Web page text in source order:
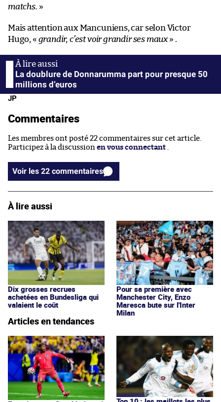
matchs. »
Mais attention aux Mancuniens, car selon Victor
Hugo, « grandir, c’est voir grandir ses maux» .
La doublure de Donnarumma part pour presque 50
millions d’euros
JP
Commentaires
Les membres ont posté 22 commentaires sur cet article.
Participez à la discussion en vous connectant
Voir les 22 commentaires
À lire aussi
Dix grosses recrues
achetées en Bundesliga qui
valaient le coût
Pour sa première avec
Manchester City, Enzo
Maresca bute sur l'Inter
Milan
Articles en tendances